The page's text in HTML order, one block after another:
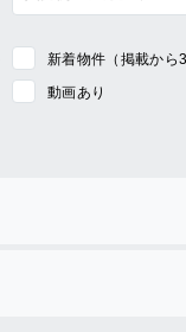
新着物件（掲載から3
動画あり